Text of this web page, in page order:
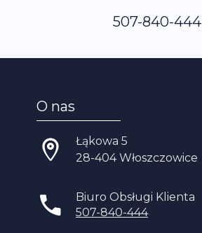
507-840-444
O nas
Łąkowa 5
28-404 Włoszczowice
Biuro Obsługi Klienta
507-840-444